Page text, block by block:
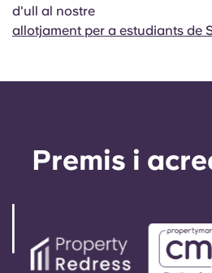
d'ull al nostre
allotjament per a estudiants de
Premis i